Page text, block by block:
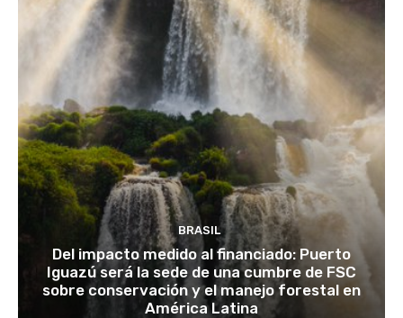
BRASIL
Del impacto medido al financiado: Puerto
Iguazú será la sede de una cumbre de FSC
sobre conservación y el manejo forestal en
América Latina